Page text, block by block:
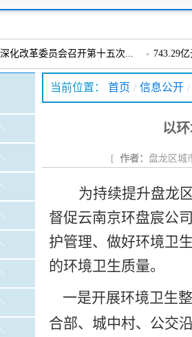
信息公开制度 | 政策文件 法定主动公
常见问题问答
作 落实“六保”任务 公共卫生知识普及
化改革委员会召开第十五次... 743.29
辖区汽车企业 戴惠明
年度巡察工作会暨十三届...
戴惠明
当前位置： 首页 / 信息公开 /
以
[ 作者： 盘龙区城
为持续提升盘龙
督促云南京环盘宸公
护管理、做好环境卫
的环境卫生质量。
一是开展环境卫生
合部、城中村、公交